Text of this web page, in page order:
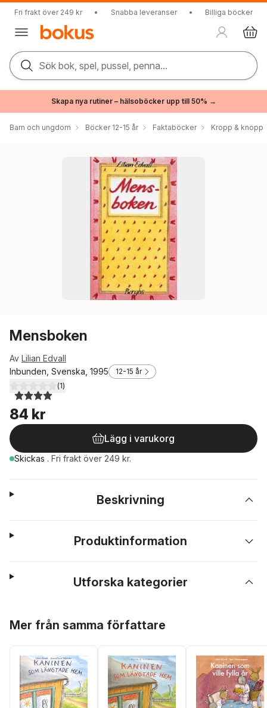
Fri frakt över 249 kr • Snabba leveranser • Billiga böcker
Sök bok, spel, pussel, penna...
Skapa nya rutiner – hälsoböcker upp till 50% →
Barn och ungdom Böcker 12-15 år Faktaböcker Kropp & knopp
Mensboken
Av Lilian Edvall
Inbunden, Svenska, 1995
12-15 år
4,0utav 5 stjärnor. Totalt antal röster:
(1)
84 kr
Lägg i varukorg
Skickas . Fri frakt över 249 kr.
Beskrivning
Produktinformation
Utforska kategorier
Mer från samma författare